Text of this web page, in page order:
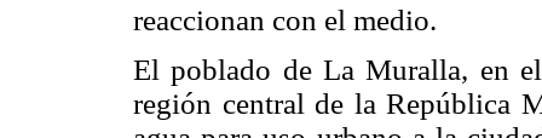
reaccionan con el medio.
El poblado de La Muralla, en
región central de la República